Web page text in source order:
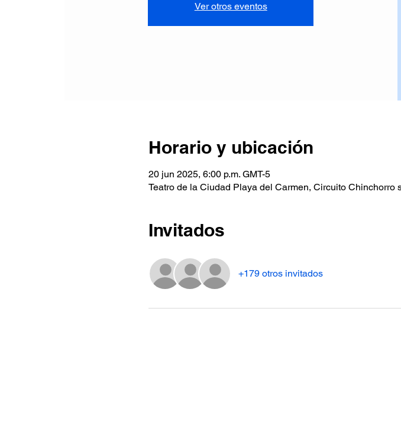
Ver otros eventos
Horario y ubicación
20 jun 2025, 6:00 p.m. GMT-5
Teatro de la Ciudad Playa del Carmen, Circuito Chinchorro
Invitados
+179 otros invitados